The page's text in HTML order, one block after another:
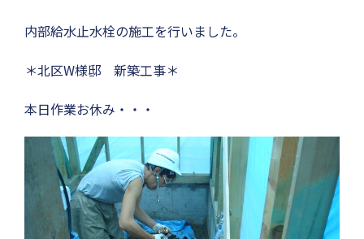
内部給水止水栓の施工を行いました。
＊北区W様邸 新築工事＊
本日作業お休み・・・